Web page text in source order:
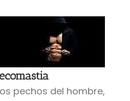
pechos del hombre,